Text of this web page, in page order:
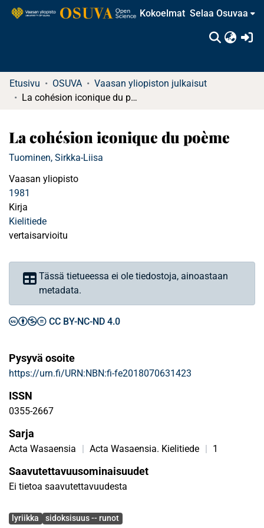
Kokoelmat Selaa Osuvaa
Etusivu OSUVA
Vaasan yliopiston julkaisut
La cohésion iconique du poème
La cohésion iconique du poème
Tuominen, Sirkka-Liisa
Vaasan yliopisto
1981
Kirja
Kielitiede
vertaisarvioitu
Tässä tietueessa ei ole tiedostoja, ainoastaan
metadata.
CC BY-NC-ND 4.0
Pysyvä osoite
https://urn.fi/URN:NBN:fi-fe2018070631423
ISSN
0355-2667
Sarja
Acta Wasaensia | Acta Wasaensia. Kielitiede | 1
Saavutettavuusominaisuudet
Ei tietoa saavutettavuudesta
Avainsanat
lyriikka sidoksisuus -- runot